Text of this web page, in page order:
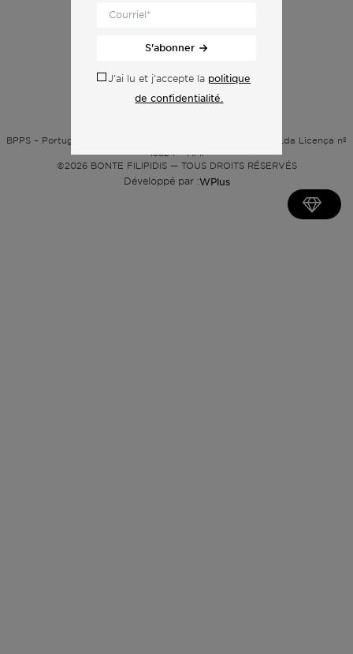
BPPS – Portugal Property Services – Mediação Imobiliária, Lda Licença nº
13824 – AMI
©2026BONTE FILIPIDIS — TOUS DROITS RÉSERVÉS
Développé par :WPlus
S'abonner
J'ai lu et j'accepte la politique
de confidentialité.